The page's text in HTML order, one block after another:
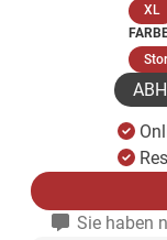
XL
Sie haben